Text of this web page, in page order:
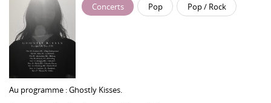
Concerts Pop Pop / Rock
Au programme :Ghostly Kisses.